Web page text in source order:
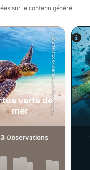
sur le contenu généré
Shutterstock-Shane Myers Photography
verte de
mer
Observations